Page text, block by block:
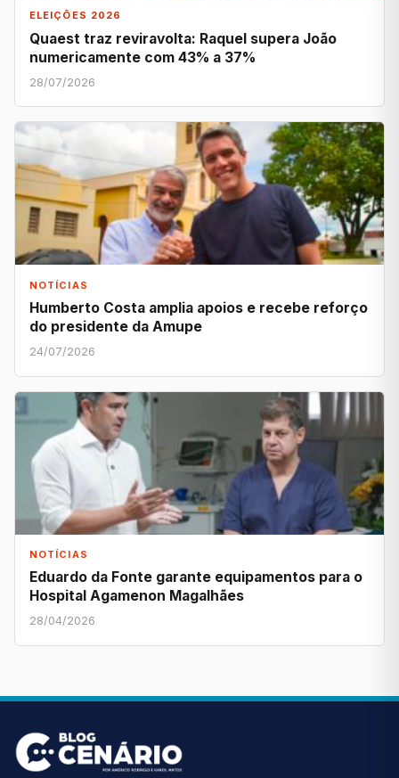
ELEIÇÕES 2026
Quaest traz reviravolta: Raquel supera João
numericamente com 43% a 37%
28/07/2026
NOTÍCIAS
Humberto Costa amplia apoios e recebe reforço
do presidente da Amupe
24/07/2026
NOTÍCIAS
Eduardo da Fonte garante equipamentos para o
Hospital Agamenon Magalhães
28/04/2026